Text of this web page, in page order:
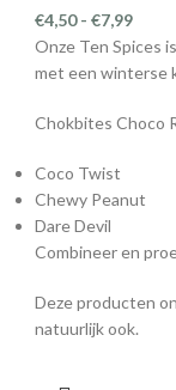
€4,50 - €7,99
Onze Ten Spices
met een winterse
Chokbites Choco
Coco Twist
Chewy Peanut
Dare Devil
Combineer en
Deze producten
natuurlijk ook.